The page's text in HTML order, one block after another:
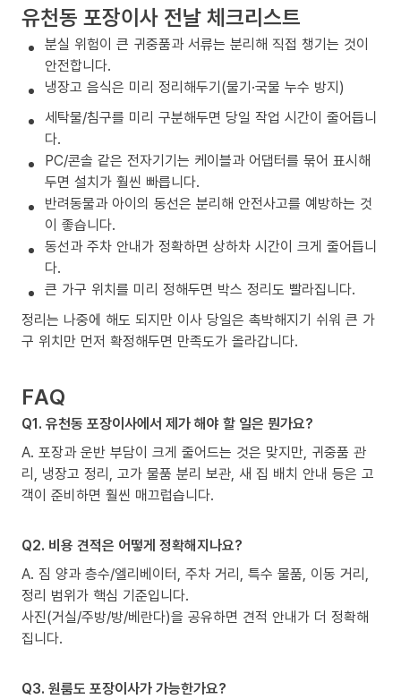
유천동 포장이사 전날 체크리스트
분실 위험이 큰 귀중품과 서류는 분리해 직접 챙기는 것이
안전합니다.
냉장고 음식은 미리 정리해두기(물기·국물 누수 방지)
세탁물/침구를 미리 구분해두면 당일 작업 시간이 줄어듭니
다.
PC/콘솔 같은 전자기기는 케이블과 어댑터를 묶어 표시해
두면 설치가 훨씬 빠릅니다.
반려동물과 아이의 동선은 분리해 안전사고를 예방하는 것
이 좋습니다.
동선과 주차 안내가 정확하면 상하차 시간이 크게 줄어듭니
다.
큰 가구 위치를 미리 정해두면 박스 정리도 빨라집니다.
정리는 나중에 해도 되지만 이사 당일은 촉박해지기 쉬워 큰 가
구 위치만 먼저 확정해두면 만족도가 올라갑니다.
FAQ
Q1. 유천동 포장이사에서 제가 해야 할 일은 뭔가요?
A. 포장과 운반 부담이 크게 줄어드는 것은 맞지만, 귀중품 관
리, 냉장고 정리, 고가 물품 분리 보관, 새 집 배치 안내 등은 고
객이 준비하면 훨씬 매끄럽습니다.
Q2. 비용 견적은 어떻게 정확해지나요?
A. 짐 양과 층수/엘리베이터, 주차 거리, 특수 물품, 이동 거리,
정리 범위가 핵심 기준입니다.
사진(거실/주방/방/베란다)을 공유하면 견적 안내가 더 정확해
집니다.
Q3. 원룸도 포장이사가 가능한가요?